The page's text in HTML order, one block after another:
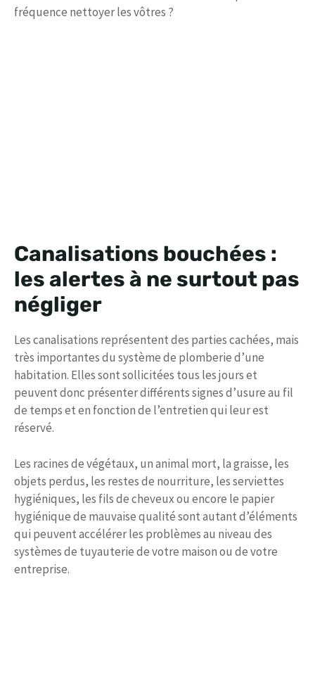
fréquence nettoyer les vôtres ?
Canalisations bouchées :
les alertes à ne surtout pas
négliger
Les canalisations représentent des parties cachées, mais
très importantes du système de plomberie d’une
habitation. Elles sont sollicitées tous les jours et
peuvent donc présenter différents signes d’usure au fil
de temps et en fonction de l’entretien qui leur est
réservé.
Les racines de végétaux, un animal mort, la graisse, les
objets perdus, les restes de nourriture, les serviettes
hygiéniques, les fils de cheveux ou encore le papier
hygiénique de mauvaise qualité sont autant d’éléments
qui peuvent accélérer les problèmes au niveau des
systèmes de tuyauterie de votre maison ou de votre
entreprise.